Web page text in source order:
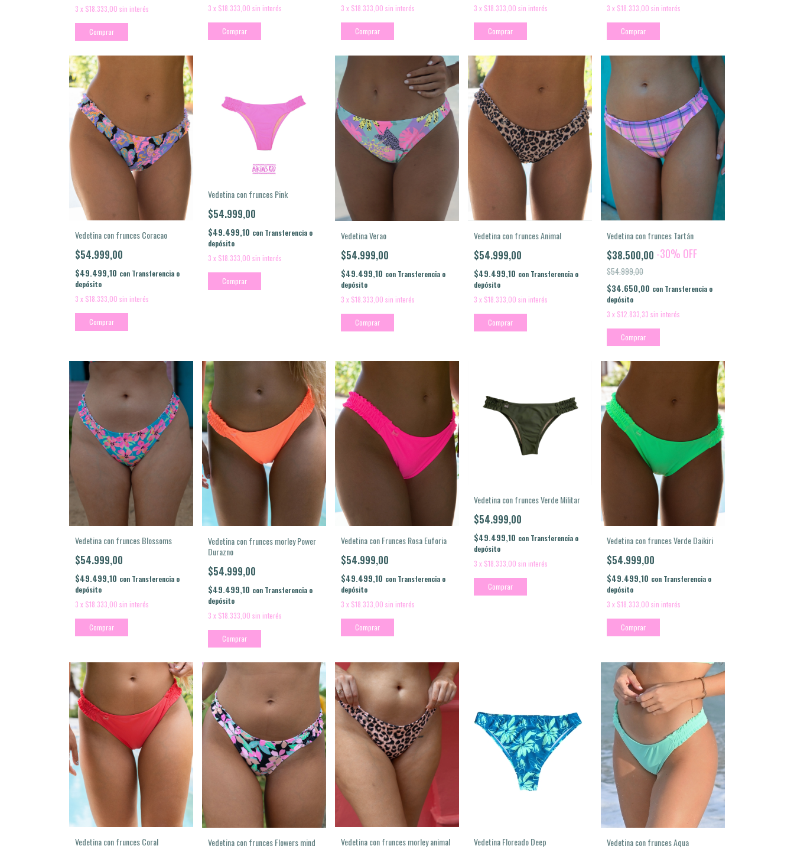
3 x $18.333,00 sin interés
Comprar
3 x $18.333,00 sin interés
Comprar
3 x $18.333,00 sin interés
Comprar
3 x $18.333,00 sin interés
Comprar
3 x $18.333,00 sin interés
Comprar
Vedetina con frunces Coracao
$54.999,00
$49.499,10 con Transferencia o
depósito
3 x $18.333,00 sin interés
Comprar
Vedetina con frunces Pink
$54.999,00
$49.499,10 con Transferencia o
depósito
3 x $18.333,00 sin interés
Comprar
Vedetina Verao
$54.999,00
$49.499,10 con Transferencia o
depósito
3 x $18.333,00 sin interés
Comprar
Vedetina con frunces Animal
$54.999,00
$49.499,10 con Transferencia o
depósito
3 x $18.333,00 sin interés
Comprar
Vedetina con frunces Tartán
$38.500,00 -30% OFF
$54.999,00
$34.650,00 con Transferencia o
depósito
3 x $12.833,33 sin interés
Comprar
Vedetina con frunces Blossoms
$54.999,00
$49.499,10 con Transferencia o
depósito
3 x $18.333,00 sin interés
Comprar
Vedetina con frunces morley Power
Durazno
$54.999,00
$49.499,10 con Transferencia o
depósito
3 x $18.333,00 sin interés
Comprar
Vedetina con Frunces Rosa Euforia
$54.999,00
$49.499,10 con Transferencia o
depósito
3 x $18.333,00 sin interés
Comprar
Vedetina con frunces Verde Militar
$54.999,00
$49.499,10 con Transferencia o
depósito
3 x $18.333,00 sin interés
Comprar
Vedetina con frunces Verde Daikiri
$54.999,00
$49.499,10 con Transferencia o
depósito
3 x $18.333,00 sin interés
Comprar
Vedetina con frunces Coral Vedetina con frunces Flowers mind Vedetina con frunces morley animal Vedetina Floreado Deep Vedetina con frunces Aqua